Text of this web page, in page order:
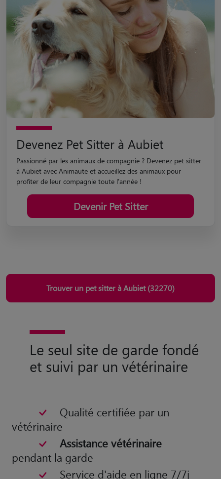
Devenez Pet Sitter à Aubiet
Passionné par les animaux de compagnie ? Devenez pet sitter
à Aubiet avec Animaute et accueillez des animaux pour
profiter de leur compagnie toute l'année !
Devenir Pet Sitter
Le seul site de garde fondé
et suivi par un vétérinaire
vétérinaire
Assistance vétérinaire
pendant la garde
Service d'aide en ligne 7/7j
Site100% français